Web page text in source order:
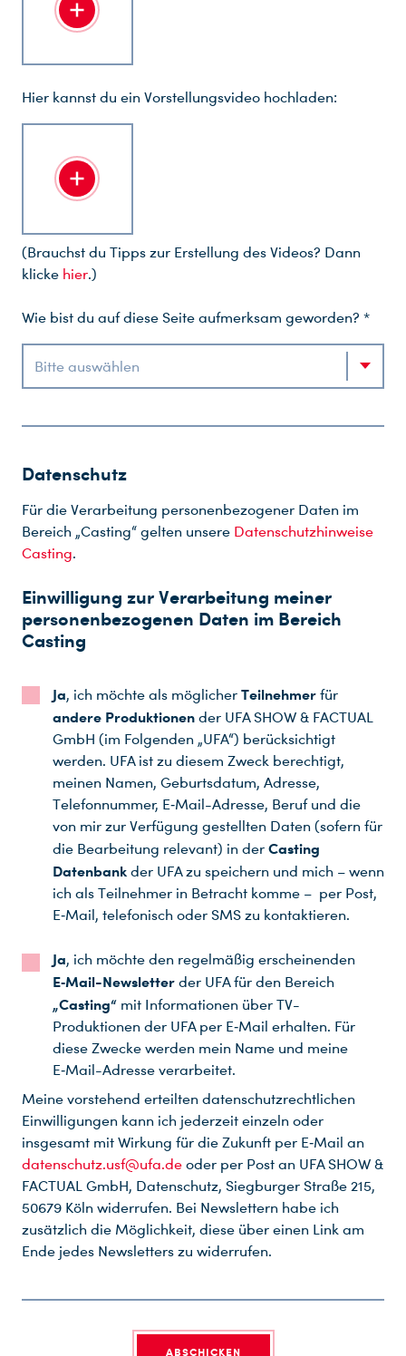
Hier kannst du ein Vorstellungsvideo hochladen:
(Brauchst du Tipps zur Erstellung des Videos? Dann
klicke hier.)
Wie bist du auf diese Seite aufmerksam geworden? *
Bitte auswählen
Datenschutz
Für die Verarbeitung personenbezogener Daten im
Bereich „Casting“ gelten unsere Datenschutzhinweise
Casting.
Einwilligung zur Verarbeitung meiner
personenbezogenen Daten im Bereich
Casting
Ja, ich möchte als möglicher Teilnehmer für
andere Produktionen der UFA SHOW & FACTUAL
GmbH (im Folgenden „UFA“) berücksichtigt
werden. UFA ist zu diesem Zweck berechtigt,
meinen Namen, Geburtsdatum, Adresse,
Telefonnummer, E‑Mail-Adresse, Beruf und die
von mir zur Verfügung gestellten Daten (sofern für
die Bearbeitung relevant) in der Casting
Datenbank der UFA zu speichern und mich – wenn
ich als Teilnehmer in Betracht komme – per Post,
E‑Mail, telefonisch oder SMS zu kontaktieren.
Ja, ich möchte den regelmäßig erscheinenden
E‑Mail-Newsletter der UFA für den Bereich
„Casting“ mit Informationen über TV-
Produktionen der UFA per E‑Mail erhalten. Für
diese Zwecke werden mein Name und meine
E‑Mail-Adresse verarbeitet.
Meine vorstehend erteilten datenschutzrechtlichen
Einwilligungen kann ich jederzeit einzeln oder
insgesamt mit Wirkung für die Zukunft per E‑Mail an
datenschutz.usf@ufa.de oder per Post an UFA SHOW &
FACTUAL GmbH, Datenschutz, Siegburger Straße 215,
50679 Köln widerrufen. Bei Newslettern habe ich
zusätzlich die Möglichkeit, diese über einen Link am
Ende jedes Newsletters zu widerrufen.
ABSCHICKEN